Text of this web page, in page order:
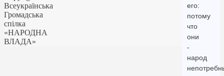
его:
потому
что
они
-
народ
Всеукраїнська
Громадська
спілка
«НАРОДНА
ВЛАДА»